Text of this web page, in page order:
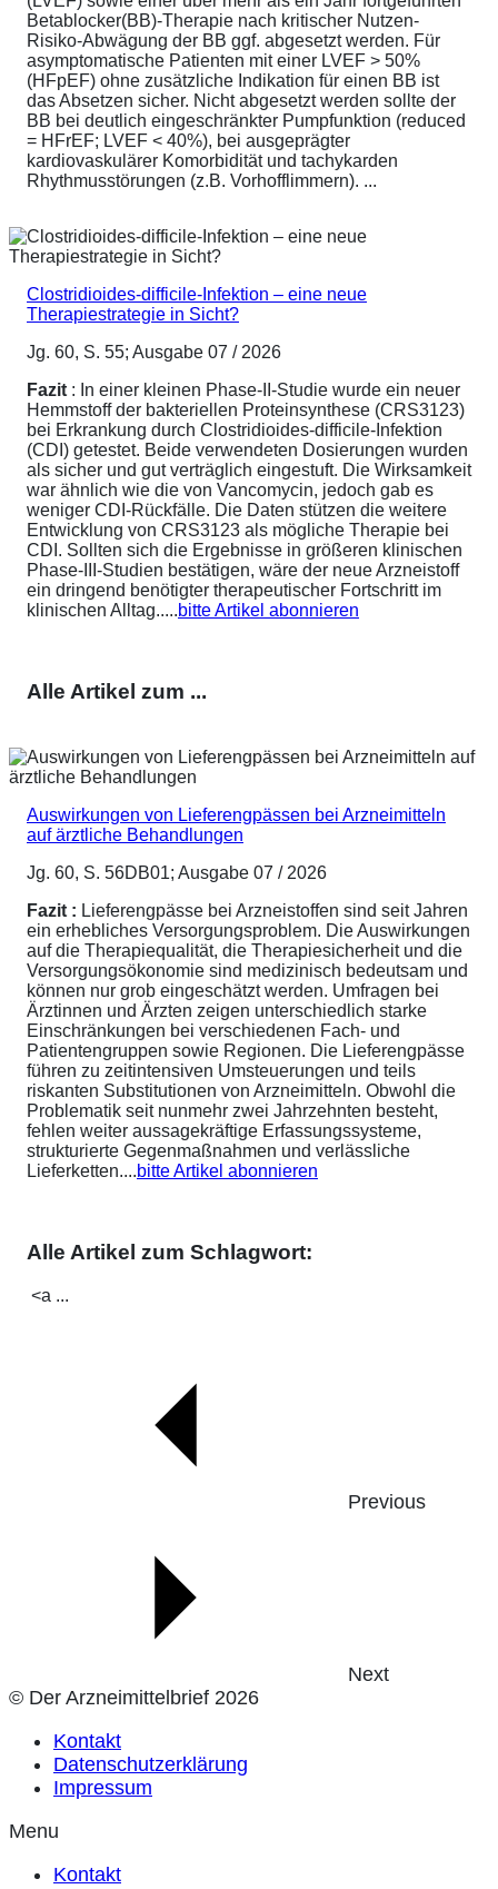
Betablocker(BB)-Therapie nach kritischer Nutzen-
Risiko-Abwägung der BB ggf. abgesetzt werden. Für
asymptomatische Patienten mit einer LVEF > 50%
(HFpEF) ohne zusätzliche Indikation für einen BB ist
das Absetzen sicher. Nicht abgesetzt werden sollte der
BB bei deutlich eingeschränkter Pumpfunktion (reduced
= HFrEF; LVEF < 40%), bei ausgeprägter
kardiovaskulärer Komorbidität und tachykarden
Rhythmusstörungen (z.B. Vorhofflimmern). ...
Clostridioides-difficile-Infektion – eine neue
Therapiestrategie in Sicht?
Jg. 60, S. 55; Ausgabe 07 / 2026
Fazit : In einer kleinen Phase-II-Studie wurde ein neuer
Hemmstoff der bakteriellen Proteinsynthese (CRS3123)
bei Erkrankung durch Clostridioides-difficile-Infektion
(CDI) getestet. Beide verwendeten Dosierungen wurden
als sicher und gut verträglich eingestuft. Die Wirksamkeit
war ähnlich wie die von Vancomycin, jedoch gab es
weniger CDI-Rückfälle. Die Daten stützen die weitere
Entwicklung von CRS3123 als mögliche Therapie bei
CDI. Sollten sich die Ergebnisse in größeren klinischen
Phase-III-Studien bestätigen, wäre der neue Arzneistoff
ein dringend benötigter therapeutischer Fortschritt im
klinischen Alltag.....bitte Artikel abonnieren
Alle Artikel zum ...
Auswirkungen von Lieferengpässen bei Arzneimitteln
auf ärztliche Behandlungen
Jg. 60, S. 56DB01; Ausgabe 07 / 2026
Fazit : Lieferengpässe bei Arzneistoffen sind seit Jahren
ein erhebliches Versorgungsproblem. Die Auswirkungen
auf die Therapiequalität, die Therapiesicherheit und die
Versorgungsökonomie sind medizinisch bedeutsam und
können nur grob eingeschätzt werden. Umfragen bei
Ärztinnen und Ärzten zeigen unterschiedlich starke
Einschränkungen bei verschiedenen Fach- und
Patientengruppen sowie Regionen. Die Lieferengpässe
führen zu zeitintensiven Umsteuerungen und teils
riskanten Substitutionen von Arzneimitteln. Obwohl die
Problematik seit nunmehr zwei Jahrzehnten besteht,
fehlen weiter aussagekräftige Erfassungssysteme,
strukturierte Gegenmaßnahmen und verlässliche
Lieferketten....bitte Artikel abonnieren
Alle Artikel zum Schlagwort:
<a ...
Previous
Next
© Der Arzneimittelbrief 2026
Kontakt
Datenschutzerklärung
Impressum
Menu
Kontakt